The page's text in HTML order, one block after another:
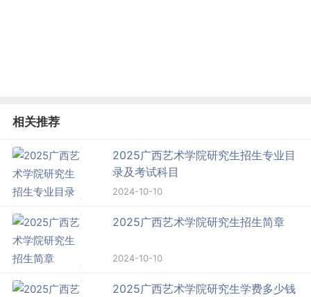
相关推荐
2025广西艺术学院研究生招生专业目
录及考试科目
2024-10-10
2025广西艺术学院研究生招生简章
2024-10-10
2025广西艺术学院研究生学费多少钱